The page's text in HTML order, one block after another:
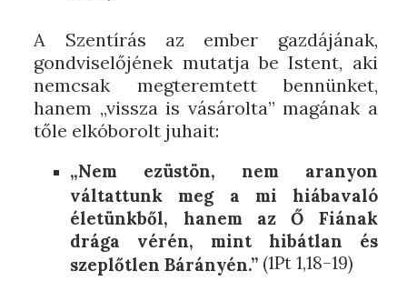
A Szentírás az ember gazdájának,
gondviselőjének mutatja be Istent, aki
nemcsak megteremtett bennünket,
hanem „vissza is vásárolta” magának a
tőle elkóborolt juhait:
„Nem ezüstön, nem aranyon
váltattunk meg a mi hiábavaló
életünkből, hanem az Ő Fiának
drága vérén, mint hibátlan és
szeplőtlen Bárányén.” (1Pt 1,18–19)